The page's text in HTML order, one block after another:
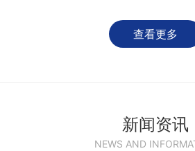
查看更多
新闻资讯
NEWS AND